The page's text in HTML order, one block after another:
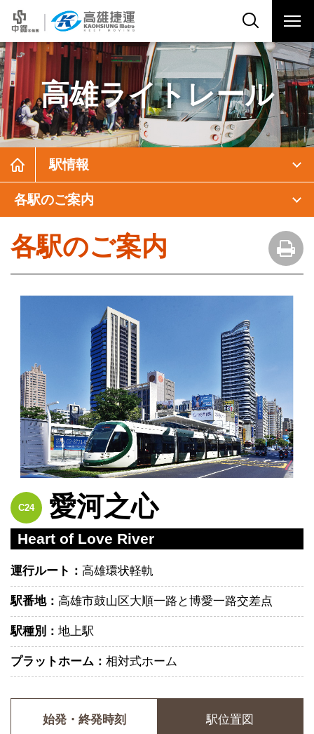
高雄ライトレール
駅情報
各駅のご案内
各駅のご案内
C24 愛河之心
Heart of Love River
運行ルート： 高雄環状軽軌
駅番地： 高雄市鼓山区大順一路と博愛一路交差点
駅種別： 地上駅
プラットホーム： 相対式ホーム
始発・終発時刻 駅位置図